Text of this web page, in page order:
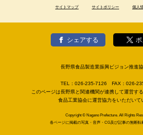
サイトマップ サイトポリシー 個人
シェアする ポ
長野県食品製造業振興ビジョン推進
TEL： 026-235-7126 FAX： 026-
このページは長野県と関連機関が連携して運営す
食品工業協会に運営協力をいただいて
Copyright © Nagano Prefecture. All Rights
各ページに掲載の写真・音声・CG及び記事の無断転